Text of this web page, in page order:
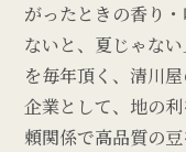
がったときの香り
ないと、夏じゃな
を毎年頂く、清川
企業として、地の
頼関係で高品質の豆